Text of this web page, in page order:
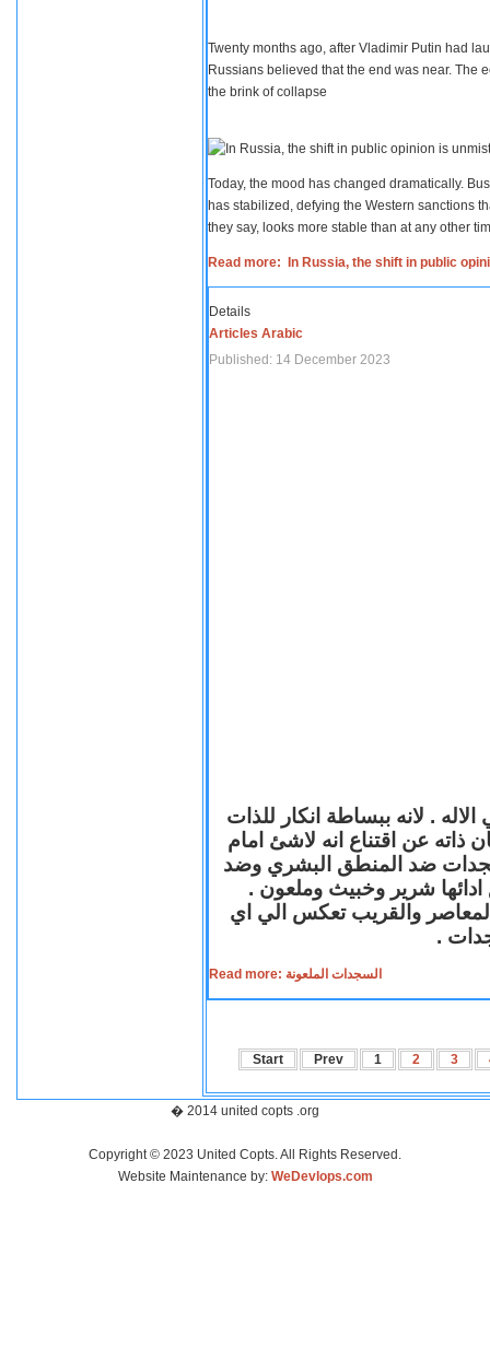
Twenty months ago, after Vladimir Putin had
Russians believed that the end was near. The
the brink of collapse
Today, the mood has changed dramatically.
has stabilized, defying the Western sanctions
they say, looks more stable than at any other
Read more: In Russia, the shift in public
Details
Articles Arabic
Published: 14 December 2023
. لانه ببساطة انكار للذات
ذاته عن اقتناع انه لاشئ امام
ضد المنطق البشري وضد
ادائها شرير وخبيث وملعون .
المعاصر والقريب تعكس الي اي
.
Read more: السجدات الملعونة
Start Prev 1 2 3
� 2014 united copts .org
Copyright © 2023 United Copts. All Rights Reserved.
Website Maintenance by: WeDevlops.com